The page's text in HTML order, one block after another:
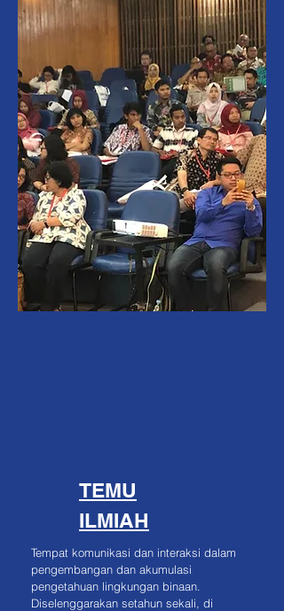
TEMU
ILMIAH
Tempat komunikasi dan interaksi dalam
pengembangan dan akumulasi
pengetahuan lingkungan binaan.
Diselenggarakan setahun sekali, di